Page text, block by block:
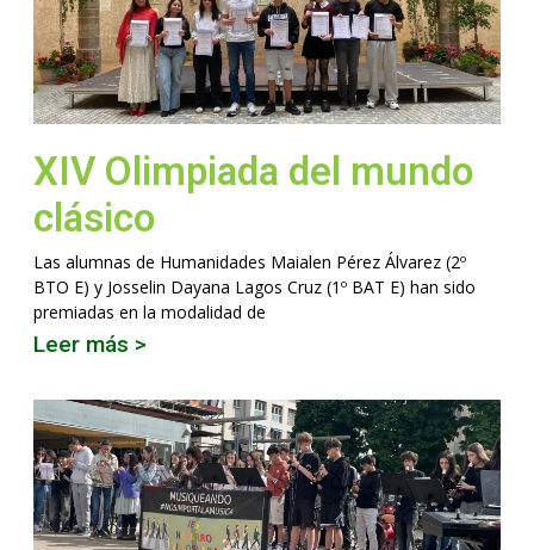
XIV Olimpiada del mundo
clásico
Las alumnas de Humanidades Maialen Pérez Álvarez (2º
BTO E) y Josselin Dayana Lagos Cruz (1º BAT E) han sido
premiadas en la modalidad de
Leer más >